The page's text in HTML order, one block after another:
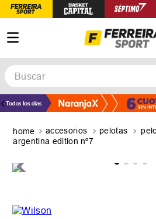
Buscar
TÉRMINOS MÁS BUSCADOS
2.
zapatillas
accesorios pelotas
argentina edition nº7